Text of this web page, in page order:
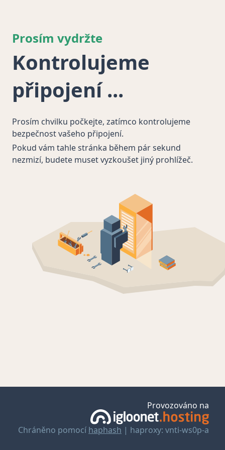
Prosím vydržte
Kontrolujeme
připojení
Prosím chvilku počkejte, zatímco kontrolujeme
bezpečnost vašeho připojení.
Pokud vám tahle stránka během pár sekund
nezmizí, budete muset vyzkoušet jiný prohlížeč.
Provozováno na
Chráněno pomocí haphash | haproxy: vnti-ws0p-a